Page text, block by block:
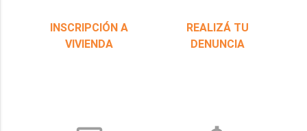
INSCRIPCIÓN A
VIVIENDA
REALIZÁ TU
DENUNCIA